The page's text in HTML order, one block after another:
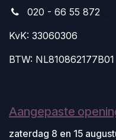
020 - 66 55 872
KvK: 33060306
BTW: NL810862177B01
Aangepaste
zaterdag 8 en 15